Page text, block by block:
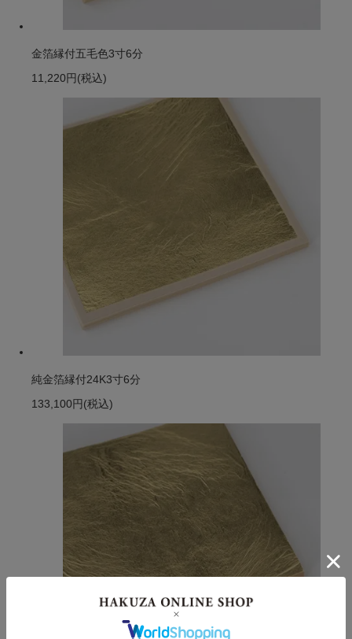
金箔縁付五毛色3寸6分
11,220円(税込)
純金箔縁付24K3寸6分
133,100円(税込)